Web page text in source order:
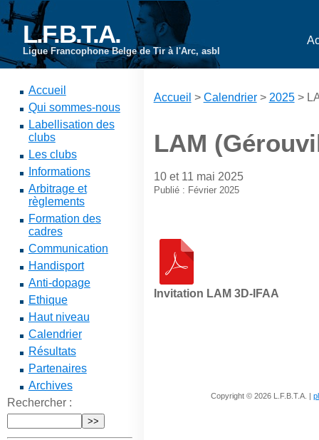
L.F.B.T.A.
Ligue Francophone Belge de Tir à l'Arc, asbl
Accueil
Qui sommes-nous
Labellisation des
clubs
Les clubs
Informations
Arbitrage et
règlements
Formation des
cadres
Communication
Handisport
Anti-dopage
Ethique
Haut niveau
Calendrier
Résultats
Partenaires
Archives
Rechercher :
Accueil > Calendrier> 2025>
LAM
10 et 11 mai 2025
Publié : Février 2025
Invitation LAM 3D-IFAA
Copyright © 2026 L.F.B.T.A. |